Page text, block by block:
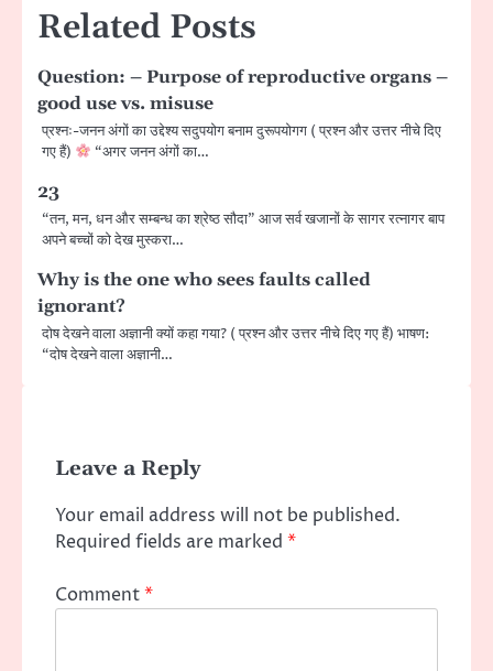
Related Posts
Question: – Purpose of reproductive organs –
good use vs. misuse
प्रश्नः-जनन अंगों का उद्देश्य सदुपयाेग बनाम दुरूपयाेगग ( प्रश्न और उत्तर नीचे दिए
गए हैं)
“अगर जनन अंगों का…
23
“तन, मन, धन और सम्बन्ध का श्रेष्ठ सौदा” आज सर्व खजानों के सागर रत्नागर बाप
अपने बच्चों को देख मुस्करा…
Why is the one who sees faults called
ignorant?
दाेष देखने वाला अज्ञानी क्याें कहा गया? ( प्रश्न और उत्तर नीचे दिए गए हैं) भाषण:
“दोष देखने वाला अज्ञानी…
Leave a Reply
Your email address will not be published.
Required fields are marked *
Comment*